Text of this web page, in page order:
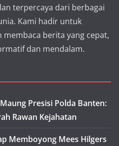
terpercaya dari berbagai
Kami hadir untuk
berita yang cepat,
dan mendalam.
Presisi Polda Banten:
Rawan Kejahatan
Memboyong Mees Hilgers